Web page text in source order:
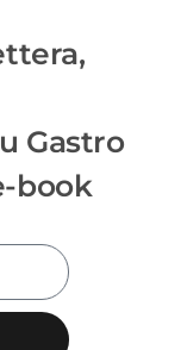
Gastro
book